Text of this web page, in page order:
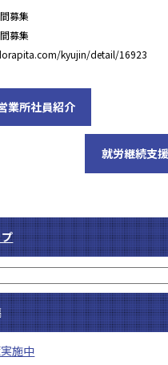
募集
募集
kyujin/detail/16923
業所社員紹介
就労継続支
施中